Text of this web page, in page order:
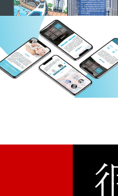
韩国EOS美业
手机网站建设